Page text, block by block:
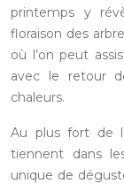
printemps y
floraison des
où l’on peut
avec le retour
chaleurs.
Au plus fort de
tiennent dans
unique de